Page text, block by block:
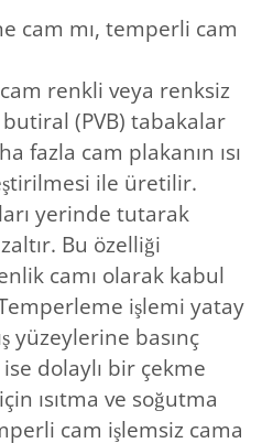
cam mı, temperli cam
renkli veya renksiz
butiral (PVB) tabakalar
fazla cam plakanın ısı
ile üretilir.
yerinde tutarak
Bu özelliği
camı olarak kabul
işlemi yatay
yüzeylerine basınç
dolaylı bir çekme
ısıtma ve soğutma
cam işlemsiz cama